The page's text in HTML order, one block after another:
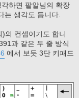
하면 팥알님의 확장
는 생각도 듭니다.
의 컨셉이기도 합니
과 같은 두 줄 방식
에서 보듯 3단 키패드